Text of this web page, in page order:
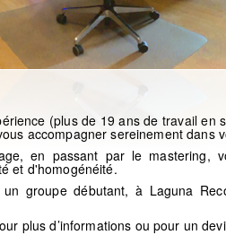
(plus de 19 ans de travail
accompagner sereinement dans
en passant par le mastering,
et d'homogénéité.
groupe débutant, à Laguna
plus d’informations ou pour un